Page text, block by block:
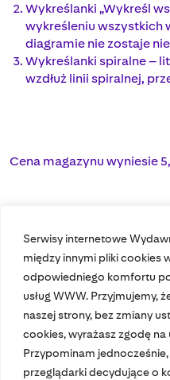
Serwisy internetowe
między innymi pliki cookies
odpowiedniego komfortu
usług WWW. Przyjmujemy,
naszej strony, bez zmiany
cookies, wyrażasz zgodę na
Przypominam
przeglądarki decydujące o
Wykreślanki „Wykreśl
wykreśleniu wszystkich
diagramie nie zostaje
Wykreślanki spiralne –
wzdłuż linii spiralnej,
Cena magazynu wyniesie
Nasze